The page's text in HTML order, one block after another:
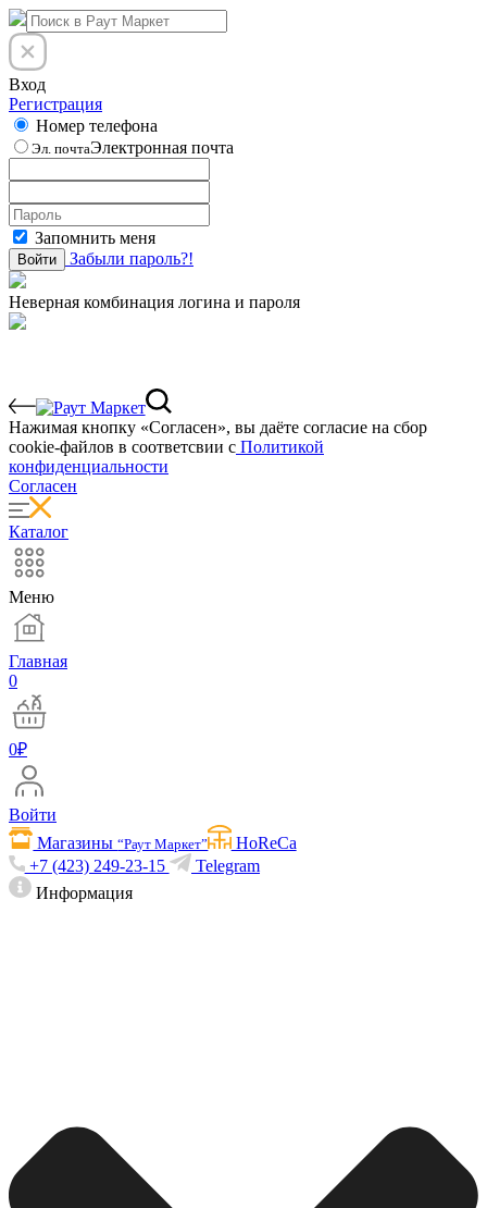
Вход
Регистрация
Номер телефона
Эл. почтаЭлектронная почта
Запомнить меня
Войти Забыли пароль?!
Неверная комбинация логина и пароля
Нажимая кнопку «Согласен», вы даёте cогласие на сбор
cookie-файлов в соответсвии с Политикой
конфиденциальности
Согласен
Каталог
Меню
Главная
0
0₽
Войти
Магазины“Раут Маркет”
HoReCa
+7 (423) 249-23-15
Telegram
Информация